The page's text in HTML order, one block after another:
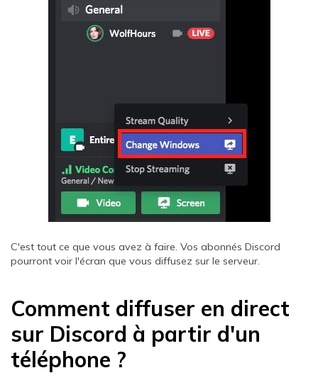
C'est tout ce que vous avez à faire. Vos abonnés Discord
pourront voir l'écran que vous diffusez sur le serveur.
Comment diffuser en direct
sur Discord à partir d'un
téléphone ?